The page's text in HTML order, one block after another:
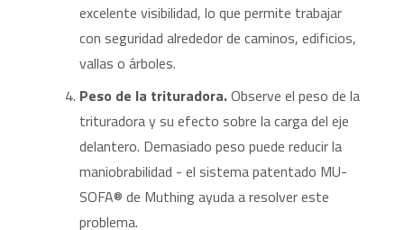
excelente visibilidad, lo que permite trabajar
con seguridad alrededor de caminos, edificios,
vallas o árboles.
Peso de la trituradora.Observe el peso de la
trituradora y su efecto sobre la carga del eje
delantero. Demasiado peso puede reducir la
maniobrabilidad - el sistema patentado MU-
SOFA® de Muthing ayuda a resolver este
problema.